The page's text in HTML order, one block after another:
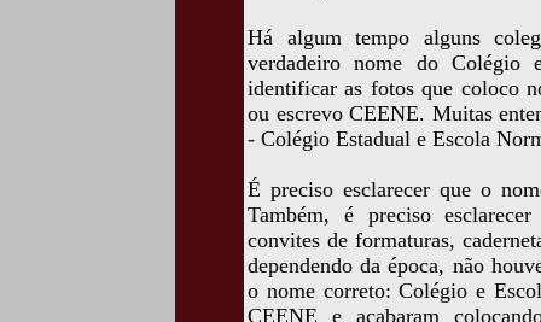
Há algum tempo alguns
verdadeiro nome do Colégio
identificar as fotos que coloco
ou escrevo CEENE. Muitas
- Colégio Estadual e Escola
É preciso esclarecer que o
Também, é preciso
convites de formaturas,
dependendo da época, não
o nome correto: Colégio e
CEENE e acabaram